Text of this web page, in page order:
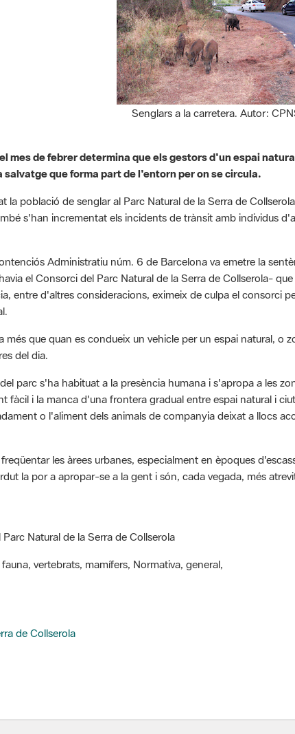
Senglars a la carretera. Autor:
mes de febrer determina que els gestors d'un espai
que forma part de l'entorn per on se circula.
la població de senglar al Parc Natural de la Serra de
s'han incrementat els incidents de trànsit amb individus
Administratiu núm. 6 de Barcelona va emetre la
el Consorci del Parc Natural de la Serra de Collserola-
entre d'altres consideracions, eximeix de culpa el consorci
que quan es condueix un vehicle per un espai natural, o
del dia.
parc s'ha habituat a la presència humana i s'apropa a les
fàcil i la manca d'una frontera gradual entre espai natural i
o l'aliment dels animals de companyia deixat a llocs
les àrees urbanes, especialment en èpoques
la por a apropar-se a la gent i són, cada vegada, més
Natural de la Serra de Collserola
vertebrats, mamífers, Normativa, general,
de Collserola